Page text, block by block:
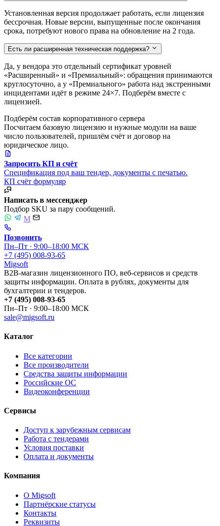
Установленная версия продолжает работать, если лицензия
бессрочная. Новые версии, выпущенные после окончания
срока, потребуют нового права на обновление на 2 года.
Есть ли расширенная техническая поддержка?
Да, у вендора это отдельный сертификат уровней
«Расширенный» и «Премиальный»: обращения принимаются
круглосуточно, а у «Премиального» работа над экстренными
инцидентами идёт в режиме 24×7. Подберём вместе с
лицензией.
Подберём состав корпоративного сервера
Посчитаем базовую лицензию и нужные модули на ваше
число пользователей, пришлём счёт и договор на
юридическое лицо.
Запросить КП и счёт
Спецификация под ваш тендер, документы с печатью.
КП счёт формуляр
Написать в мессенджер
Подбор SKU за пару сообщений.
M
Позвонить
Пн–Пт · 9:00–18:00 МСК
+7 (495) 008-93-65
Migsoft
B2B-магазин лицензионного ПО, веб-сервисов и средств
защиты информации. Оплата в рублях, документы для
бухгалтерии и тендеров.
+7 (495) 008-93-65
Пн–Пт · 9:00–18:00 МСК
sale@migsoft.ru
Каталог
Все категории
Все производители
Средства защиты информации
Российские ОС
Видеоконференции
Сервисы
Доступ к зарубежным сервисам
Работа с тендерами
Условия поставки
Оплата и документы
Компания
О Migsoft
Партнёрские статусы
Контакты
Реквизиты